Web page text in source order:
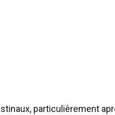
particulièrement